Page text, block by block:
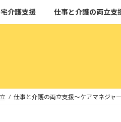
介護支援 仕事と介護の両立支
仕事と介護の両立支援～ケアマネジャ